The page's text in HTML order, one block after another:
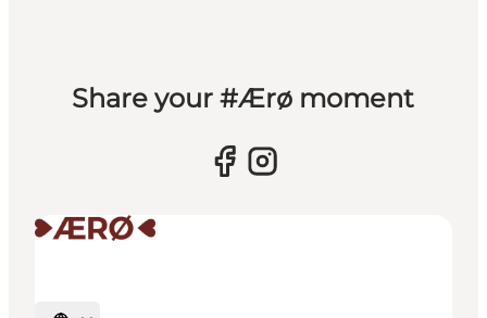
Share your #Ærø moment